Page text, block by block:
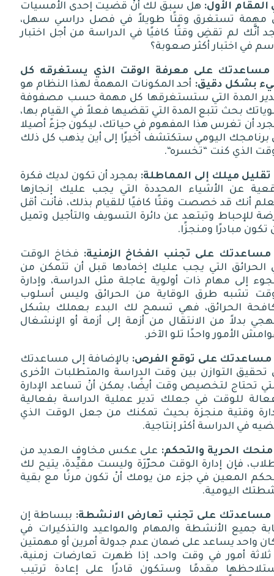
المقام الأول: هل سبق لك أنْ قضيت إحدى الأمسيات
مهمة تستغرق وقتًا طويلاً في فصل دراسي سهل،
أنَّك لم تقضِ وقتًا كافيًا في الدراسة من أجل اختبار
في اختبار أكثر صعوبة؟
مساعدتك على معرفة الوقت الذي يستغرقه كل
بشكل دقيق: أحد المكونات المهمة لهذا النظام هو
المدة التي ستستغرقها كل مهمة حسب مصفوفة
بحث تتبع المدة التي تقضيها فعلاً في القيام بها،
أن تغرس هذا المفهوم في حياتك، ليكون جزءً أصيلا
برنامجك اليومي ستكتشف أخيرًا إلى أين يذهب كل ذلك
الذي كنت “تخسره“.
تقليل ميلك إلى المماطلة: بمجرد أن تكون لديك فكرة
عن الأشياء المحددة التي يجب عليك إنجازها
أنك قد خصصت وقتًا كافيًا للقيام بذلك، فأنت أقل
للإحباط وتبتعد عن دائرة التسويف والتأجيل وتميل
تكون مبادرًا ومنجزًا.
مساعدتك على تجنب الفخاخ الزمنية: فخاخ الوقت
الحرائق التي يجب عليك إخمادها قبل أن تتمكن من
إلى مهام ذات أولوية عاجلة مثل الدراسة، وإدارة
تشبه طرق الوقاية من الحرائق وليس أسلوب
الحرائق، فهي تسمح لك البدء بعملك بشكل
بدلاً من الانتقال من أزمة إلى أزمة أو الإنشغال
الأمور واحدًا تلو الآخر.
مساعدتك على توقع الفرص: بالإضافة إلى مساعدتك
تحقيق التوازن بين وقت الدراسة والمتطلبات الأخرى
تحتاج لتخصيص وقت أيضًا، يمكن أنْ تساعد الإدارة
للوقت في جعلك تدير عملية الدراسة بفعالية
وقتية منجزة بحيث تمكنك من جعل الوقت الذي
في الدراسة أكثر إنتاجية.
منحك الحرية والتحكم: على عكس مخاوف العديد من
فإن إدارة الوقت محرّرَة وليست مقيِّدة، يتيح لك
المعين في جزء من يومك أنْ تكون مرنًا مع بقية
اليومية.
مساعدتك على تجنب تعارض الانشطة: ببساطة إن
جميع الأنشطة والمهام والمواعيد والتذكيرات في
واحد يساعد على ضمان عدم جدولة أمرين أو مهمتين
ثلاثة أمور في وقت واحد، إذا ظهرت تعارضات زمنية،
مقدمًا وستكون قادرًا على إعادة ترتيب